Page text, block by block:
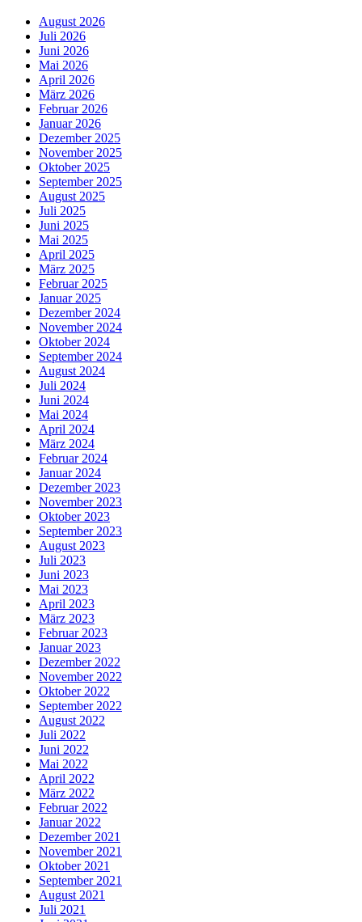
August 2026
Juli 2026
Juni 2026
Mai 2026
April 2026
März 2026
Februar 2026
Januar 2026
Dezember 2025
November 2025
Oktober 2025
September 2025
August 2025
Juli 2025
Juni 2025
Mai 2025
April 2025
März 2025
Februar 2025
Januar 2025
Dezember 2024
November 2024
Oktober 2024
September 2024
August 2024
Juli 2024
Juni 2024
Mai 2024
April 2024
März 2024
Februar 2024
Januar 2024
Dezember 2023
November 2023
Oktober 2023
September 2023
August 2023
Juli 2023
Juni 2023
Mai 2023
April 2023
März 2023
Februar 2023
Januar 2023
Dezember 2022
November 2022
Oktober 2022
September 2022
August 2022
Juli 2022
Juni 2022
Mai 2022
April 2022
März 2022
Februar 2022
Januar 2022
Dezember 2021
November 2021
Oktober 2021
September 2021
August 2021
Juli 2021